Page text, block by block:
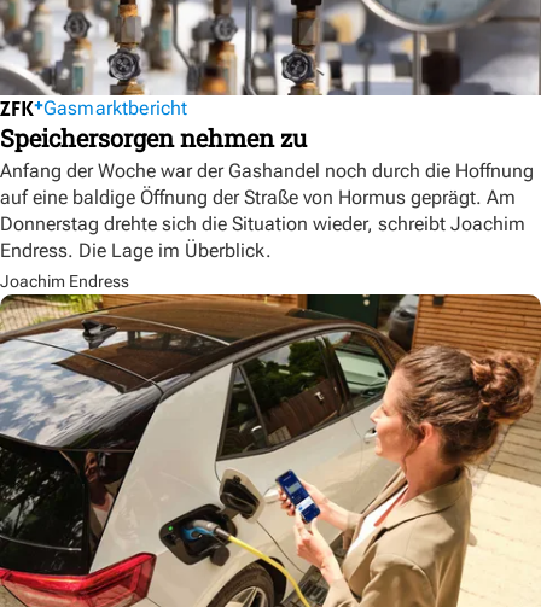
Gasmarktbericht
Speichersorgen nehmen zu
Anfang der Woche war der Gashandel noch durch die Hoffnung
auf eine baldige Öffnung der Straße von Hormus geprägt. Am
Donnerstag drehte sich die Situation wieder, schreibt Joachim
Endress. Die Lage im Überblick.
Joachim Endress